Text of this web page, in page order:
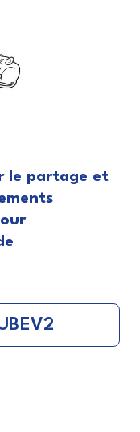
le partage et